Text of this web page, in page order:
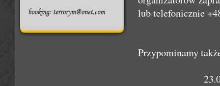
lub telefonicznie
Przypominamy